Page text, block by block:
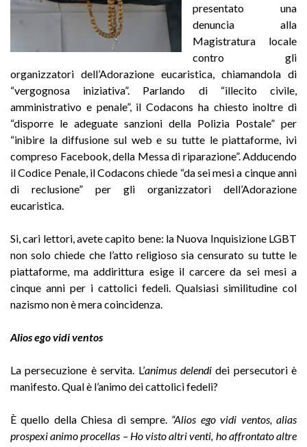
presentato una
denuncia alla
Magistratura locale
contro gli
organizzatori dell’Adorazione eucaristica, chiamandola di
“vergognosa iniziativa”. Parlando di “illecito civile,
amministrativo e penale”, il Codacons ha chiesto inoltre di
“disporre le adeguate sanzioni della Polizia Postale” per
“inibire la diffusione sul web e su tutte le piattaforme, ivi
compreso Facebook, della Messa di riparazione”. Adducendo
il Codice Penale, il Codacons chiede “da sei mesi a cinque anni
di reclusione” per gli organizzatori dell’Adorazione
eucaristica.
Si, cari lettori, avete capito bene: la Nuova Inquisizione LGBT
non solo chiede che l’atto religioso sia censurato su tutte le
piattaforme, ma addirittura esige il carcere da sei mesi a
cinque anni per i cattolici fedeli. Qualsiasi similitudine col
nazismo non è mera coincidenza.
Alios ego vidi ventos
La persecuzione è servita. L’animus delendidei persecutori è
manifesto. Qual è l’animo dei cattolici fedeli?
È quello della Chiesa di sempre. “Alios ego vidi ventos, alias
prospexi animo procellas – Ho visto altri venti, ho affrontato altre